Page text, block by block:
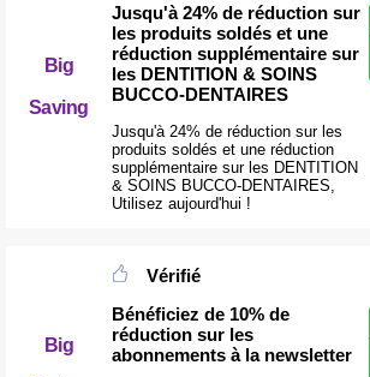
Big
Saving
Jusqu'à 24% de réduction sur
les produits soldés et une
réduction supplémentaire sur
les DENTITION & SOINS
BUCCO-DENTAIRES
Jusqu'à 24% de réduction sur les
produits soldés et une réduction
supplémentaire sur les DENTITION
& SOINS BUCCO-DENTAIRES,
Utilisez aujourd'hui !
Big
Vérifié
Bénéficiez de 10% de
réduction sur les
abonnements à la newsletter